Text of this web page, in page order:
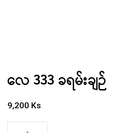
လေ 333 ခရမ်းချဉ်
9,200 Ks